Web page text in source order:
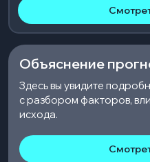
Объяснение
Здесь вы увидите
с разбором факторов,
исхода.